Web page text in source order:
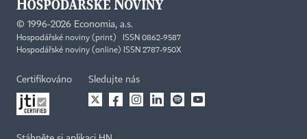
© 1996-2026 Economia, a.s.
Hospodářské noviny (print) ISSN 0862-9587
Hospodářské noviny (online) ISSN 2787-950X
Certifikováno Sledujte nás